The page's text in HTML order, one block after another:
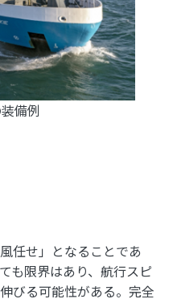
備例
任せ」となることであ
も限界はあり、航行スピ
びる可能性がある。完全